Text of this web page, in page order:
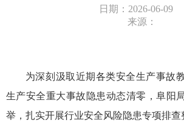
日期：2026-06-09
来源：
为深刻汲取近期各类安全生产事故
生产安全重大事故隐患动态清零，阜阳
举，扎实开展行业安全风险隐患专项排查